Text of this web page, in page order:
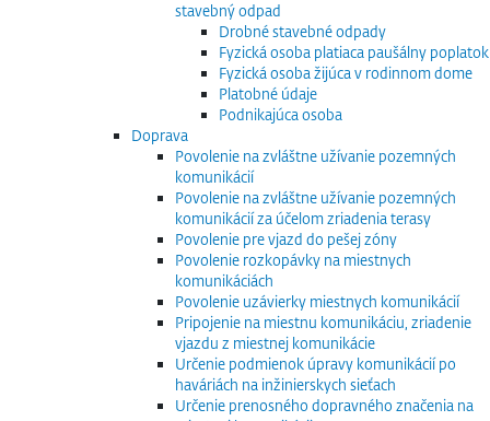
stavebný odpad
Drobné stavebné odpady
Fyzická osoba platiaca paušálny poplatok
Fyzická osoba žijúca v rodinnom dome
Platobné údaje
Podnikajúca osoba
Doprava
Povolenie na zvláštne užívanie pozemných
komunikácií
Povolenie na zvláštne užívanie pozemných
komunikácií za účelom zriadenia terasy
Povolenie pre vjazd do pešej zóny
Povolenie rozkopávky na miestnych
komunikáciách
Povolenie uzávierky miestnych komunikácií
Pripojenie na miestnu komunikáciu, zriadenie
vjazdu z miestnej komunikácie
Určenie podmienok úpravy komunikácií po
haváriách na inžinierskych sieťach
Určenie prenosného dopravného značenia na